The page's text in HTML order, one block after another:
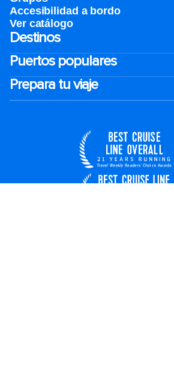
Accesibilidad a bordo
Ver catálogo
Destinos
Puertos populares
Prepara tu viaje